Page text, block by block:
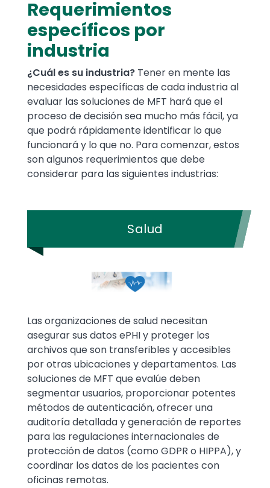
Requerimientos
específicos por
industria
¿Cuál es su industria? Tener en mente las
necesidades específicas de cada industria al
evaluar las soluciones de MFT hará que el
proceso de decisión sea mucho más fácil, ya
que podrá rápidamente identificar lo que
funcionará y lo que no. Para comenzar, estos
son algunos requerimientos que debe
considerar para las siguientes industrias:
Salud
Las organizaciones de salud necesitan
asegurar sus datos ePHI y proteger los
archivos que son transferibles y accesibles
por otras ubicaciones y departamentos. Las
soluciones de MFT que evalúe deben
segmentar usuarios, proporcionar potentes
métodos de autenticación, ofrecer una
auditoría detallada y generación de reportes
para las regulaciones internacionales de
protección de datos (como GDPR o HIPPA), y
coordinar los datos de los pacientes con
oficinas remotas.